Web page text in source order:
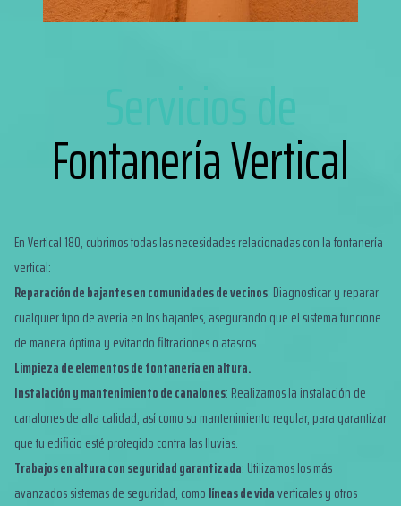
Servicios de
Fontanería Vertical
En Vertical 180, cubrimos todas las necesidades relacionadas con la fontanería
vertical:
Reparación de bajantes en comunidades de vecinos: Diagnosticar y reparar
cualquier tipo de avería en los bajantes, asegurando que el sistema funcione
de manera óptima y evitando filtraciones o atascos.
Limpieza de elementos de fontanería en altura.
Instalación y mantenimiento de canalones: Realizamos la instalación de
canalones de alta calidad, así como su mantenimiento regular, para garantizar
que tu edificio esté protegido contra las lluvias.
Trabajos en altura con seguridad garantizada: Utilizamos los más
avanzados sistemas de seguridad, como líneas de vidaverticales y otros